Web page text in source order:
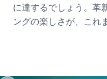
に達するでしょう。革
ングの楽しさが、これ